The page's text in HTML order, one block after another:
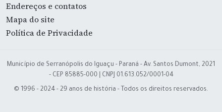
Endereços e contatos
Mapa do site
Política de Privacidade
Município de Serranópolis do Iguaçu - Paraná - Av. Santos Dumont, 2021
- CEP 85885-000 | CNPJ 01.613.052/0001-04
© 1996 - 2024 - 29 anos de história - Todos os direitos reservados.